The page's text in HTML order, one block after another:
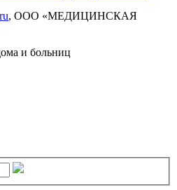
, ООО «МЕДИЦИНСКАЯ
и больниц